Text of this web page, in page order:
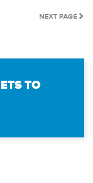
NEXT PAGE
TO